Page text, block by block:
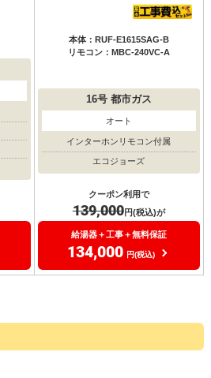
本体：RUF-E1615SAG-B
リモコン：MBC-240VC-A
16号都市ガス
オート
インターホンリモコン付属
エコジョーズ
クーポン利用で
139,000円(税込)が
給湯器＋工事＋無料保証
134,000 円(税込)